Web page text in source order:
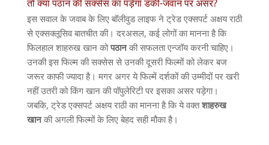
तो क्या पठान की सक्सेस का पड़ेगा डंकी-जवान पर असर?
इस सवाल के जवाब के लिए बॉलीवुड लाइफ ने ट्रेड एक्सपर्ट अक्षय राठी
से एक्सक्लूसिव बातचीत की। दरअसल, कई लोगों का मानना है कि
फिलहाल शाहरुख खान कोपठानकी सफलता एन्जॉय करनी चाहिए।
उनकी इस फिल्म की सक्सेस से उनकी दूसरी फिल्मों को लेकर बज
जरूर काफी ज्यादा है। मगर अगर ये फिल्में दर्शकों की उम्मीदों पर खरी
नहीं उतरी को किंग खान की पॉपुलेरिटी पर इसका असर पड़ेगा।
जबकि, ट्रेड एक्सपर्ट अक्षय राठी का मानना है कि ये वक्तशाहरुख
खानकी अगली फिल्मों के लिए बेहद सही मौका है।